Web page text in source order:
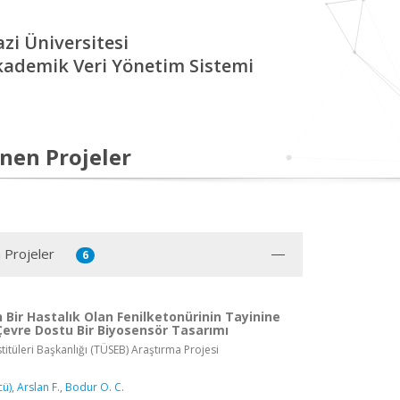
Üniversitesi
Veri Yönetim Sistemi
Projeler
Projeler 6
Bir Hastalık Olan Fenilketonürinin Tayinine
Dostu Bir Biyosensör Tasarımı
Başkanlığı (TÜSEB) Araştırma Projesi
, Arslan F., Bodur O. C.